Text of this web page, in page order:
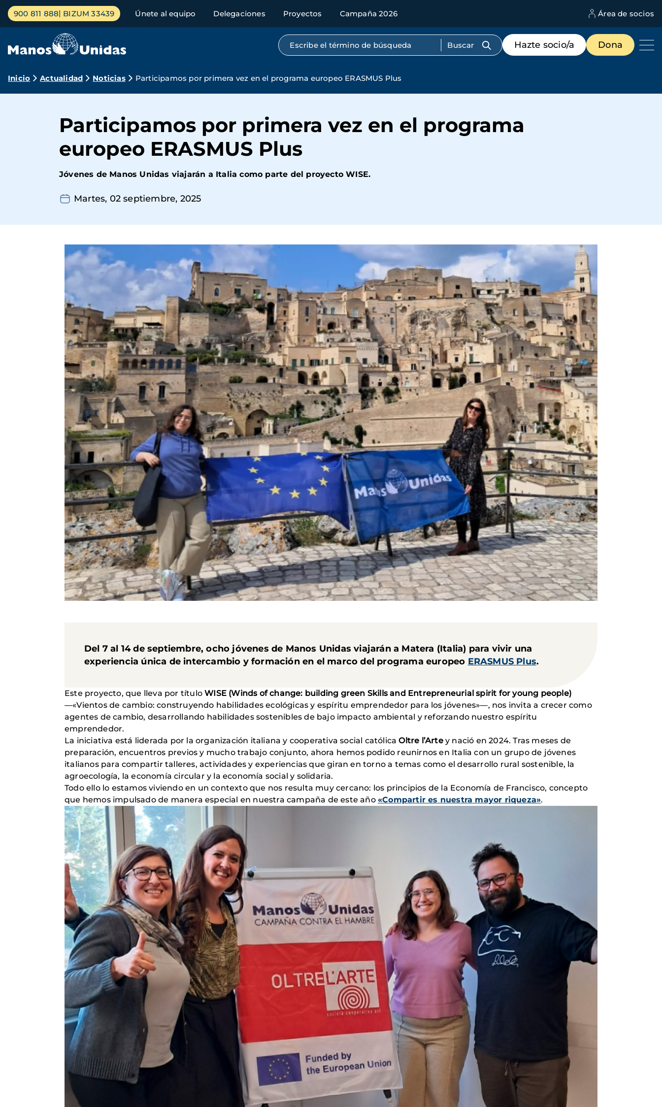
Pasar
contenido
Menú
principal
900 811 888 BIZUM 33439 Únete al equipo Delegaciones Proyectos Campaña 2026 Área de socios
Búsqueda por texto completo
Menú
de
destacados
Hazte socio/a Dona
Ruta
navegación
Inicio Actualidad Noticias Participamos por primera vez en el programa europeo ERASMUS Plus
Participamos por primera vez en el programa
europeo ERASMUS Plus
Jóvenes de Manos Unidas viajarán a Italia como parte del proyecto WISE.
Martes, 02 septiembre, 2025
Del 7 al 14 de septiembre, ocho jóvenes de Manos Unidas viajarán a Matera (Italia) para vivir una
experiencia única de intercambio y formación en el marco del programa europeo ERASMUS Plus.
Este proyecto, que lleva por títuloWISE (Winds of change: building green Skills and Entrepreneurial spirit for young people)
—«Vientos de cambio: construyendo habilidades ecológicas y espíritu emprendedor para los jóvenes»—, nos invita a crecer como
agentes de cambio, desarrollando habilidades sostenibles de bajo impacto ambiental y reforzando nuestro espíritu
emprendedor.
La iniciativa está liderada por la organización italiana y cooperativa social católicaOltre l’Artey nació en 2024. Tras meses de
preparación, encuentros previos y mucho trabajo conjunto, ahora hemos podido reunirnos en Italia con un grupo de jóvenes
italianos para compartir talleres, actividades y experiencias que giran en torno a temas como el desarrollo rural sostenible, la
agroecología, la economía circular y la economía social y solidaria.
Todo ello lo estamos viviendo en un contexto que nos resulta muy cercano: los principios de la Economía de Francisco, concepto
que hemos impulsado de manera especial en nuestra campaña de este año«Compartir es nuestra mayor riqueza».